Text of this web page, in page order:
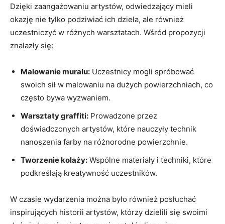
Dzięki zaangażowaniu artystów, odwiedzający mieli
okazję nie tylko podziwiać ich dzieła, ale również
uczestniczyć w różnych warsztatach. Wśród propozycji
znalazły się:
Malowanie muralu: Uczestnicy mogli spróbować
swoich sił w malowaniu na dużych powierzchniach, co
często bywa wyzwaniem.
Warsztaty graffiti: Prowadzone przez
doświadczonych artystów, które nauczyły technik
nanoszenia farby na różnorodne powierzchnie.
Tworzenie kolaży: Wspólne materiały i techniki, które
podkreślają kreatywność uczestników.
W czasie wydarzenia można było również posłuchać
inspirujących historii artystów, którzy dzielili się swoimi